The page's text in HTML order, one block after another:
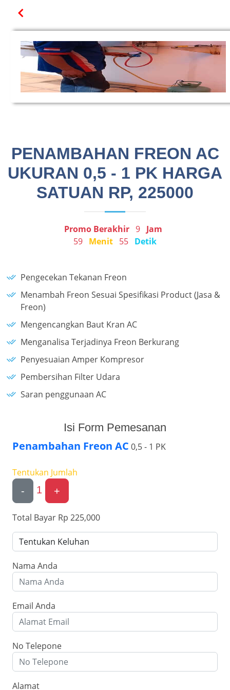
PENAMBAHAN FREON AC
UKURAN 0,5 - 1 PK HARGA
SATUAN RP, 225000
Promo Berakhir 9 Jam
59 Menit 55 Detik
Pengecekan Tekanan Freon
Menambah Freon Sesuai Spesifikasi Product (Jasa &
Freon)
Mengencangkan Baut Kran AC
Menganalisa Terjadinya Freon Berkurang
Penyesuaian Amper Kompresor
Pembersihan Filter Udara
Saran penggunaan AC
Isi Form Pemesanan
Penambahan Freon AC 0,5 - 1 PK
Tentukan Jumlah
-
1 +
Total Bayar Rp 225,000
Nama Anda
Email Anda
No Telepone
Alamat